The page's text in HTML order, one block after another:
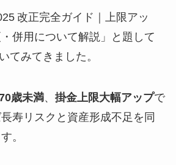
改正完全ガイド｜上限アッ
併用について解説」と題して
てみてきました。
歳未満、 掛金上限大幅アップで
寿リスクと資産形成不足を同
。